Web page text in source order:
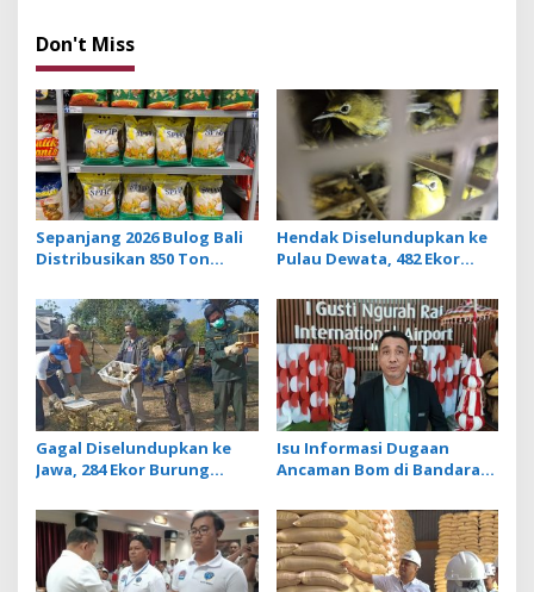
n
a
v
i
g
a
t
i
o
n
Don't Miss
Sepanjang 2026 Bulog Bali
Distribusikan 850 Ton
Ritel Moderen
Hendak Diselundupkan ke
Pulau Dewata, 482 Ekor
Diamankan Karantina Bali
Gagal Diselundupkan ke
Jawa, 284 Ekor Burung
Dilepasliarkan Cegah
Ancaman Penyakit
Isu Informasi Dugaan
Ancaman Bom di Bandara
Benar, Operasional
Penerbangan Lancar